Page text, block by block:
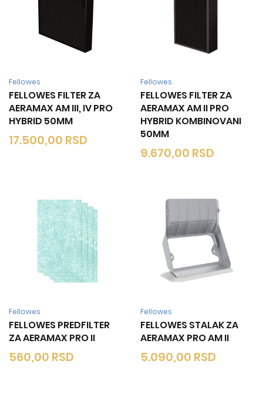
Fellowes
FELLOWES FILTER ZA
AERAMAX AM III, IV PRO
HYBRID 50MM
17.500,00 RSD
Fellowes
FELLOWES FILTER ZA
AERAMAX AM II PRO
HYBRID KOMBINOVANI
50MM
9.670,00 RSD
Fellowes
FELLOWES PREDFILTER
ZA AERAMAX PRO II
560,00 RSD
Fellowes
FELLOWES STALAK ZA
AERAMAX PRO AM II
5.090,00 RSD